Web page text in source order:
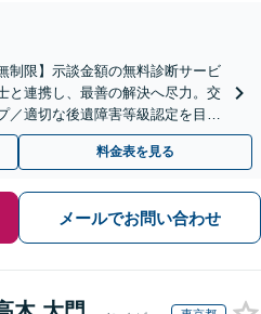
制限】示談金額の無料診断サービ
と連携し、最善の解決へ尽力。交
／適切な後遺障害等級認定を目指
談可能】
料金表を見る
メールでお問い合わせ